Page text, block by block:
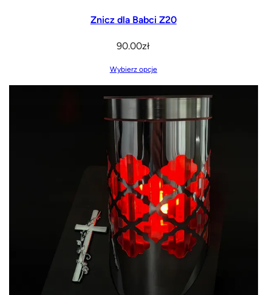
Znicz dla Babci Z20
90.00zł
Wybierz opcje